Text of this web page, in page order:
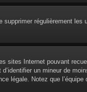
régulièrement
sites Internet pouvant
un mineur de
légale. Notez que